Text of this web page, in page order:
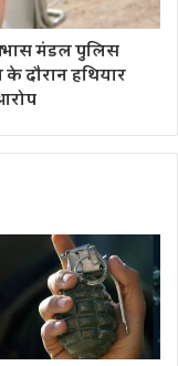
मंडल पुलिस
दौरान हथियार